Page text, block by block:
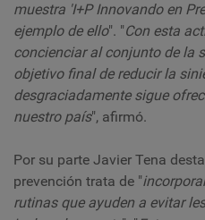
muestra 'I+P Innovando en
ejemplo de ello". "Con esta
concienciar al conjunto de la
objetivo final de reducir la
desgraciadamente sigue
nuestro país", afirmó.
Por su parte Javier Tena
prevención trata de "
rutinas que ayuden a evitar